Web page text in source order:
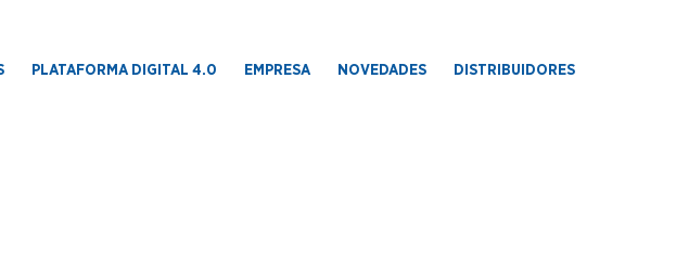
PLATAFORMA DIGITAL 4.0 EMPRESA NOVEDADES DISTRIBUIDORES